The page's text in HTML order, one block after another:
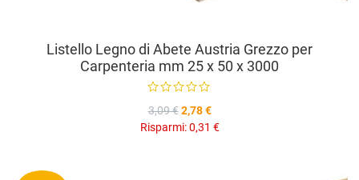
Listello Legno di Abete Austria Grezzo per
Carpenteria mm 25 x 50 x 3000
3,09 € 2,78 €
Risparmi:0,31 €